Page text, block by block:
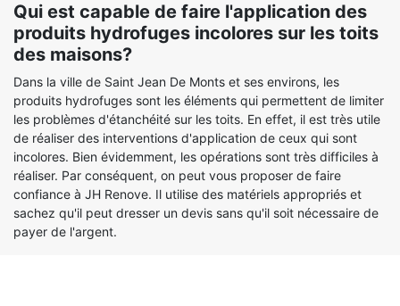
Qui est capable de faire l'application des
produits hydrofuges incolores sur les toits
des maisons?
Dans la ville de Saint Jean De Monts et ses environs, les
produits hydrofuges sont les éléments qui permettent de limiter
les problèmes d'étanchéité sur les toits. En effet, il est très utile
de réaliser des interventions d'application de ceux qui sont
incolores. Bien évidemment, les opérations sont très difficiles à
réaliser. Par conséquent, on peut vous proposer de faire
confiance à JH Renove. Il utilise des matériels appropriés et
sachez qu'il peut dresser un devis sans qu'il soit nécessaire de
payer de l'argent.